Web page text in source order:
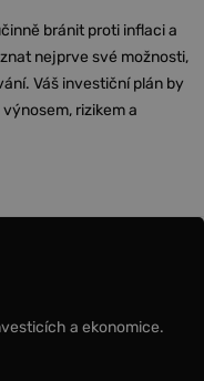
bránit proti inflaci a
nejprve své možnosti,
Váš investiční plán by
rizikem a
a ekonomice.